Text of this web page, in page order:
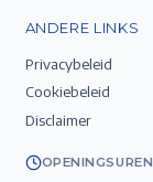
ANDERE LINKS
Privacybeleid
Cookiebeleid
Disclaimer
OPENINGSUREN